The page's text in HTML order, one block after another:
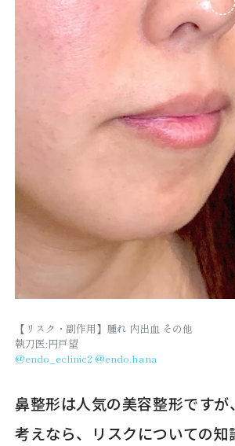
【リスク・副作用】腫れ 内出血 その他
執刀医:円戸望
@endo_eclinic2 @endo.hana
鼻整形は人気の美容整形です
考えなら、リスクについての知